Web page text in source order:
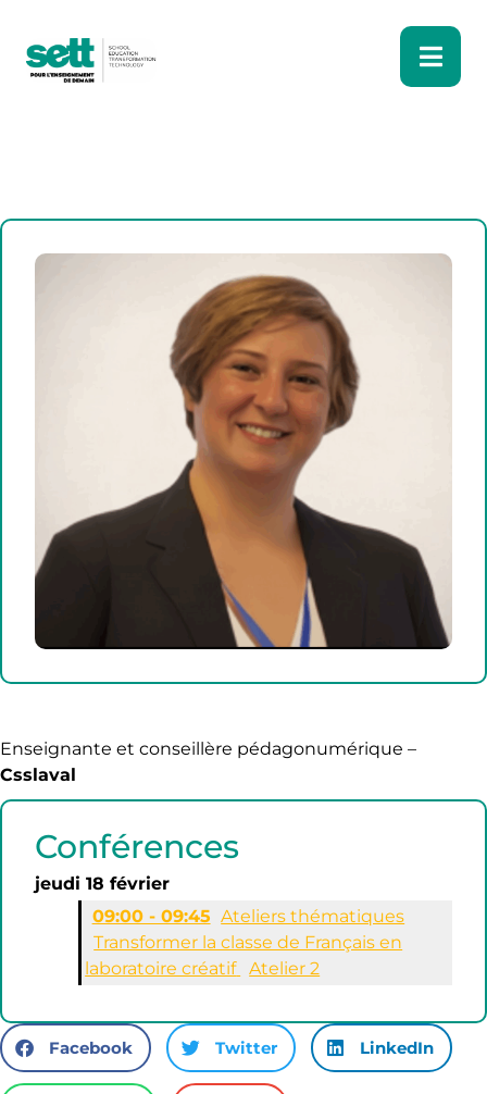
Enseignante et conseillère pédagonumérique –
Csslaval
Conférences
jeudi 18 février
09:00 - 09:45 Ateliers thématiques
Transformer la classe de Français en
laboratoire créatif
Atelier 2
Facebook Twitter LinkedIn